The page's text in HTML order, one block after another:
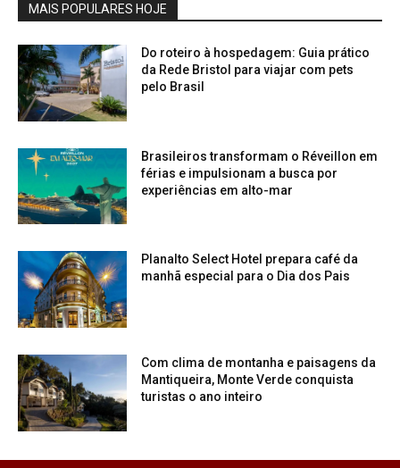
MAIS POPULARES HOJE
Do roteiro à hospedagem: Guia prático
da Rede Bristol para viajar com pets
pelo Brasil
Brasileiros transformam o Réveillon em
férias e impulsionam a busca por
experiências em alto-mar
Planalto Select Hotel prepara café da
manhã especial para o Dia dos Pais
Com clima de montanha e paisagens da
Mantiqueira, Monte Verde conquista
turistas o ano inteiro